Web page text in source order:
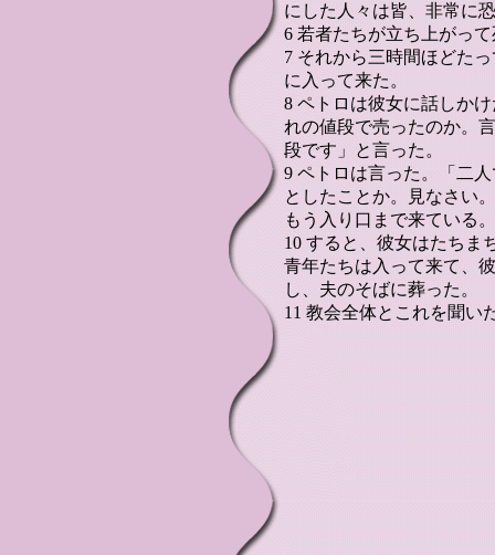
にした人々は皆、非常に
6 若者たちが立ち上がっ
7 それから三時間ほどた
に入って来た。
8 ペトロは彼女に話しか
れの値段で売ったのか。
段です」と言った。
9 ペトロは言った。「二
としたことか。見なさい
もう入り口まで来ている
10 すると、彼女はたちま
青年たちは入って来て、
し、夫のそばに葬った。
11 教会全体とこれを聞い